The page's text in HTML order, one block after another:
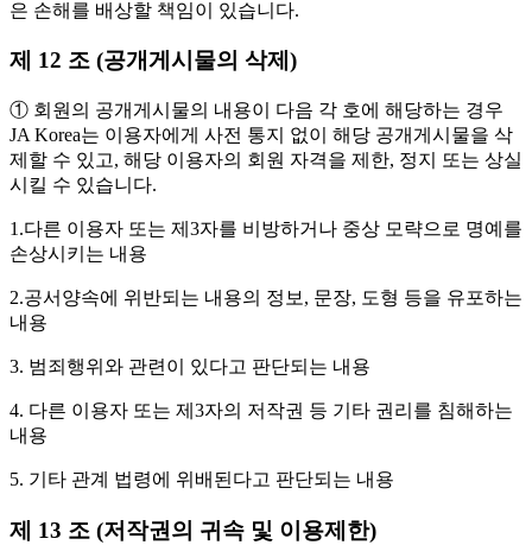
은 손해를 배상할 책임이 있습니다.
제 12 조 (공개게시물의 삭제)
① 회원의 공개게시물의 내용이 다음 각 호에 해당하는 경우
JA Korea는 이용자에게 사전 통지 없이 해당 공개게시물을 삭
제할 수 있고, 해당 이용자의 회원 자격을 제한, 정지 또는 상실
시킬 수 있습니다.
1.다른 이용자 또는 제3자를 비방하거나 중상 모략으로 명예를
손상시키는 내용
2.공서양속에 위반되는 내용의 정보, 문장, 도형 등을 유포하는
내용
3. 범죄행위와 관련이 있다고 판단되는 내용
4. 다른 이용자 또는 제3자의 저작권 등 기타 권리를 침해하는
내용
5. 기타 관계 법령에 위배된다고 판단되는 내용
제 13 조 (저작권의 귀속 및 이용제한)